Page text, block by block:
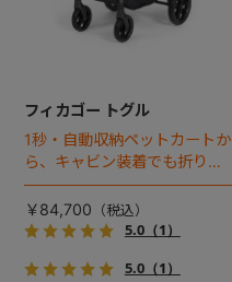
フィカゴー トグル
1秒・自動収納ペットカートか
ら、キャビン装着でも折りた
ためるモデルが登場！
￥84,700
5.0（1）
5.0（1）